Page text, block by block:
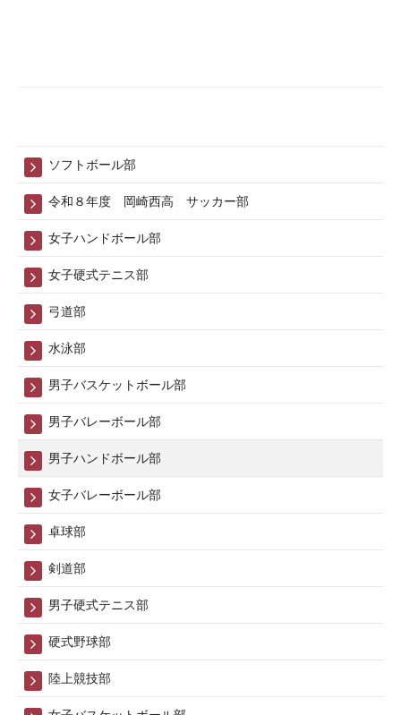
ソフトボール部
令和８年度 岡崎西高 サッカー部
女子ハンドボール部
女子硬式テニス部
弓道部
水泳部
男子バスケットボール部
男子バレーボール部
男子ハンドボール部
女子バレーボール部
卓球部
剣道部
男子硬式テニス部
硬式野球部
陸上競技部